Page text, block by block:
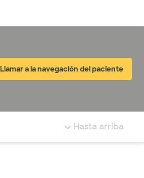
Llamar a la navegación del paciente
Hasta arriba